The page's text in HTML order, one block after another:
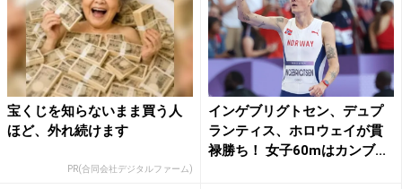
宝くじを知らないまま買う人
ほど、外れ続けます
PR(合同会社デジタルファーム)
インゲブリグトセン、デュプ
ランティス、ホロウェイが貫
禄勝ち！ 女子60mはカンブ...